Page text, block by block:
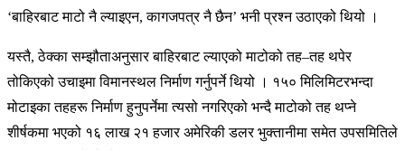
‘बाहिरबाट माटो नै ल्याइएन, कागजपत्र नै छैन’ भनी प्रश्न उठाएको थियो ।
यस्तै, ठेक्का सम्झौताअनुसार बाहिरबाट ल्याएको माटोको तह–तह थपेर
तोकिएको उचाइमा विमानस्थल निर्माण गर्नुपर्ने थियो । १५० मिलिमिटरभन्दा
मोटाइका तहहरू निर्माण हुनुपर्नेमा त्यसो नगरिएको भन्दै माटोको तह थप्ने
शीर्षकमा भएको १६ लाख २१ हजार अमेरिकी डलर भुक्तानीमा समेत उपसमितिले